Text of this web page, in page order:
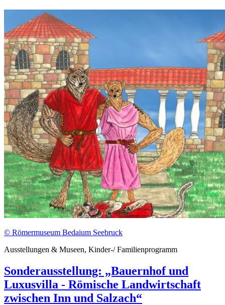
© Römermuseum Bedaium Seebruck
Ausstellungen & Museen, Kinder-/ Familienprogramm
Sonderausstellung: „Bauernhof und
Luxusvilla - Römische Landwirtschaft
zwischen Inn und Salzach“